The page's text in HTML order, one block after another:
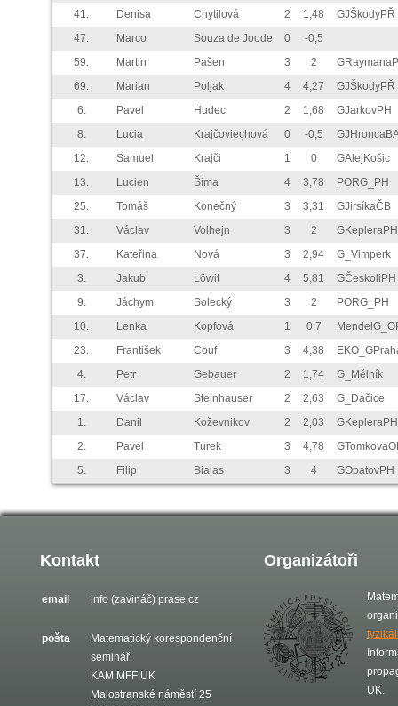
41. Denisa Chytilová 2 1,48
GJŠkodyPŘ
47.
Marco Souza de Joode 0
-0,5
59.
Martin Pašen 3 2
69.
Marian Poljak 4 4,27
GJŠkodyPŘ
6.
Pavel Hudec 2 1,68
GJarkovPH
8.
Lucia Krajčoviechová 0 -0,5
12.
Samuel Krajči 1 0
GAlejKošic
13.
Lucien Šíma 4 3,78
PORG_PH
25.
Tomáš Konečný 3 3,31
GJirsíkaČB
31.
Václav Volhejn 3 2
GKepleraPH
37.
Kateřina Nová 3 2,94
G_Vimperk
3.
Jakub Löwit 4 5,81
GČeskoliPH
9.
Jáchym Solecký 3 2
PORG_PH
10.
Lenka Kopfová 1 0,7
23.
František Couf 3 4,38
4.
Petr Gebauer 2 1,74
G_Mělník
17.
Václav Steinhauser 2 2,63
G_Dačice
1.
Danil Koževnikov 2 2,03
GKepleraPH
2.
Pavel Turek 3 4,78
5.
Filip Bialas 3 4 GOpatovPH
Kontakt
email info (zavináč) prase.cz
pošta
Matematický korespondenční
seminář
KAM MFF UK
Malostranské náměstí 25
Organizátoři
UK.